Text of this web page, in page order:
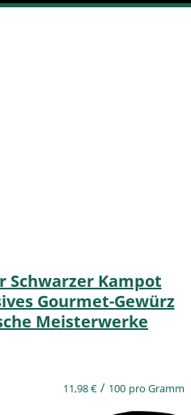
Schwarzer Kampot
Gourmet-Gewürz
Meisterwerke
11,98€ / 100 pro Gramm